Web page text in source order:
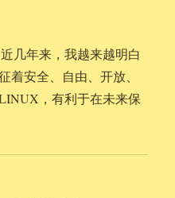
几年来，我越来越明白
着安全、自由、开放、
，有利于在未来保